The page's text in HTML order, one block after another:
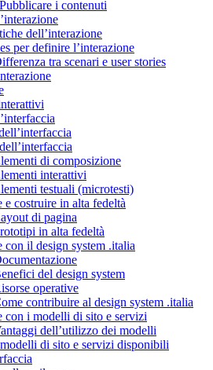
i contenuti
dell’interazione
per definire l’interazione
tra scenari e user stories
di composizione
interattivi
testuali (microtesti)
e costruire in alta fedeltà
di pagina
in alta fedeltà
con il design system .italia
del design system
operative
contribuire al design system .italia
con i modelli di sito e servizi
dell’utilizzo dei modelli
di sito e servizi disponibili